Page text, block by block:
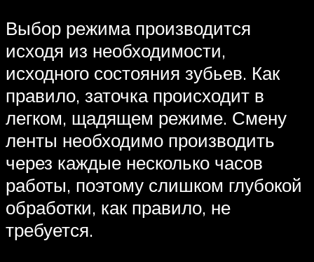
Выбор режима производится
исходя из необходимости,
исходного состояния зубьев. Как
правило, заточка происходит в
легком, щадящем режиме. Смену
ленты необходимо производить
через каждые несколько часов
работы, поэтому слишком глубокой
обработки, как правило, не
требуется.